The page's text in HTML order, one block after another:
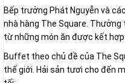
Bếp trưởng Phát Nguyễn và
nhà hàng The Square.
từ những món ăn được kết
Buffet theo chủ đề của The
thế giới. Hải sản tươi cho đến